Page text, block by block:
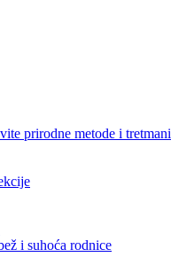
prirodne metode i tretmani
i suhoća rodnice